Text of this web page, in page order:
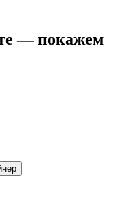
— покажем